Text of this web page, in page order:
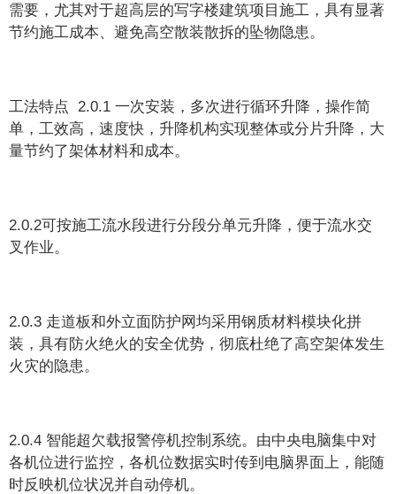
需要，尤其对于超高层的写字楼建筑项目施工，具有显著
节约施工成本、避免高空散装散拆的坠物隐患。
工法特点 2.0.1 一次安装，多次进行循环升降，操作简
单，工效高，速度快，升降机构实现整体或分片升降，大
量节约了架体材料和成本。
2.0.2可按施工流水段进行分段分单元升降，便于流水交
叉作业。
2.0.3 走道板和外立面防护网均采用钢质材料模块化拼
装，具有防火绝火的安全优势，彻底杜绝了高空架体发生
火灾的隐患。
2.0.4 智能超欠载报警停机控制系统。由中央电脑集中对
各机位进行监控，各机位数据实时传到电脑界面上，能随
时反映机位状况并自动停机。